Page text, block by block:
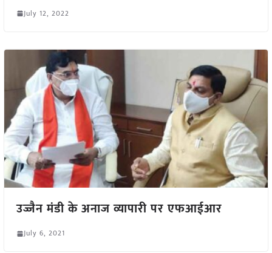
July 12, 2022
उज्जैन मंडी के अनाज व्यापारी पर एफआईआर
July 6, 2021